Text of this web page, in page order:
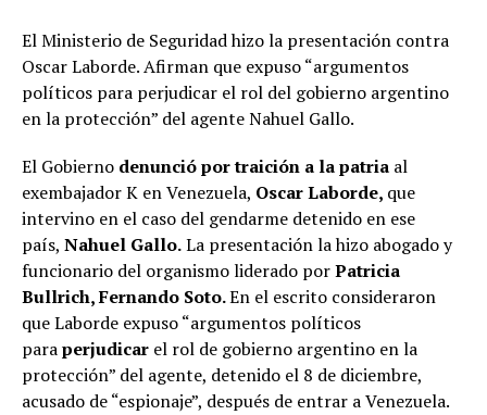
El Ministerio de Seguridad hizo la presentación contra
Oscar Laborde. Afirman que expuso “argumentos
políticos para perjudicar el rol del gobierno argentino
en la protección” del agente Nahuel Gallo.
El Gobierno denunció por traición a la patria al
exembajador K en Venezuela, Oscar Laborde, que
intervino en el caso del gendarme detenido en ese
país, Nahuel Gallo.La presentación la hizo abogado y
funcionario del organismo liderado porPatricia
Bullrich, Fernando Soto.En el escrito consideraron
que Laborde expuso “argumentos políticos
paraperjudicar el rol de gobierno argentino en la
protección” del agente, detenido el 8 de diciembre,
acusado de “espionaje”, después de entrar a Venezuela.